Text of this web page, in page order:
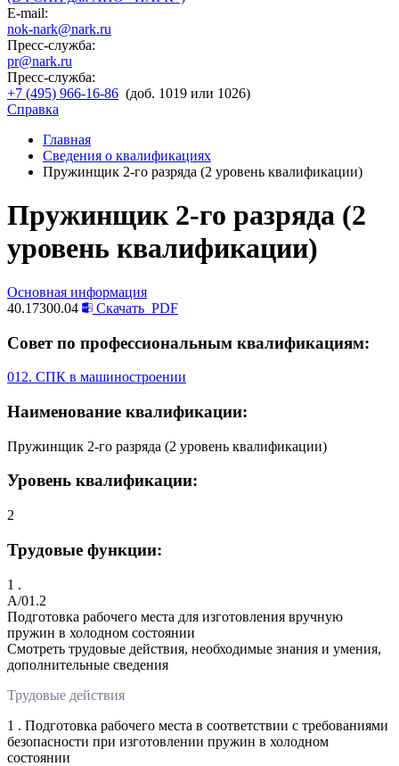
E-mail:
nok-nark@nark.ru
Пресс-служба:
pr@nark.ru
Пресс-служба:
+7 (495) 966-16-86 (доб. 1019 или 1026)
Справка
Главная
Сведения о квалификациях
Пружинщик 2-го разряда (2 уровень квалификации)
Пружинщик 2-го разряда (2
уровень квалификации)
Основная информация
40.17300.04
Скачать PDF
Совет по профессиональным квалификациям:
012. СПК в машиностроении
Наименование квалификации:
Пружинщик 2-го разряда (2 уровень квалификации)
Уровень квалификации:
2
Трудовые функции:
1 .
A/01.2
Подготовка рабочего места для изготовления вручную
пружин в холодном состоянии
Смотреть трудовые действия, необходимые знания и умения,
дополнительные сведения
Трудовые действия
1 . Подготовка рабочего места в соответствии с требованиями
безопасности при изготовлении пружин в холодном
состоянии